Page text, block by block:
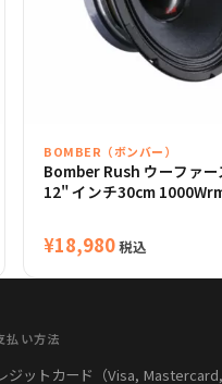
BOMBER（ボンバー）
Bomber Rush ウーファー
12" インチ30cm
¥18,980税込
払い方法
ジットカード（Visa,